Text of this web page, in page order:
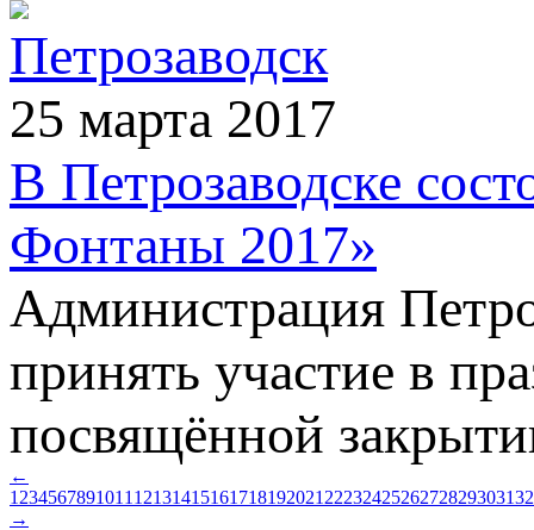
Петрозаводск
25 марта 2017
В Петрозаводске
Фонтаны 2017»
Администрация
принять участие в
посвящённой
←
1 234567891011 12131415161718192021 2223242526272829303132
→